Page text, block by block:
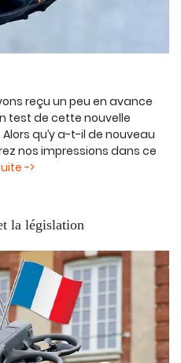
reçu un peu en avance
test de cette nouvelle
qu’y a-t-il de nouveau
nos impressions dans ce
->
la législation